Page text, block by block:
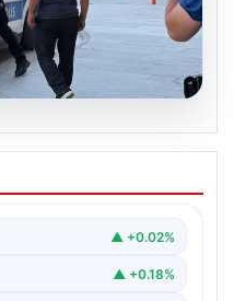
bitti: Baba ve
▲ +0.02%
▲ +0.18%